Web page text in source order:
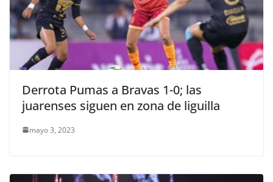
Derrota Pumas a Bravas 1-0; las
juarenses siguen en zona de liguilla
mayo 3, 2023